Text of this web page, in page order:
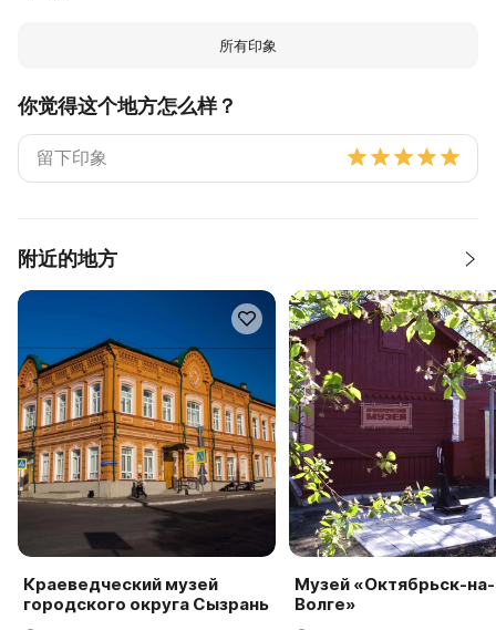
所有印象
你觉得这个地方怎么样？
附近的地方
Краеведческий музей
городского округа Сызрань
Музей «Октябрьск-на-
Волге»